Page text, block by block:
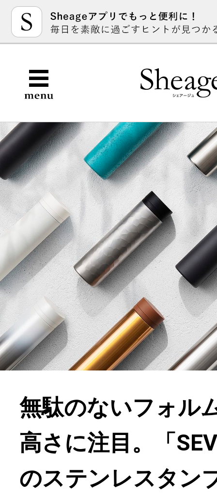
無駄のないフォル
高さに注目。「
のステンレスタン